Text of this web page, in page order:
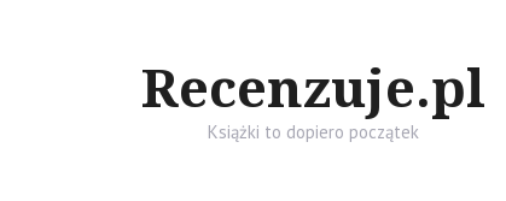
Recenzuje.pl
Książki to dopiero początek